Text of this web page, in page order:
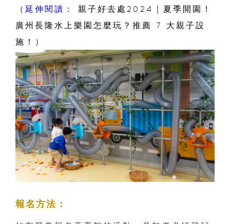
（延伸閱讀： 親子好去處2024｜夏季開園！
廣州長隆水上樂園怎麼玩？推薦 7 大親子設
施！
）
報名方法：